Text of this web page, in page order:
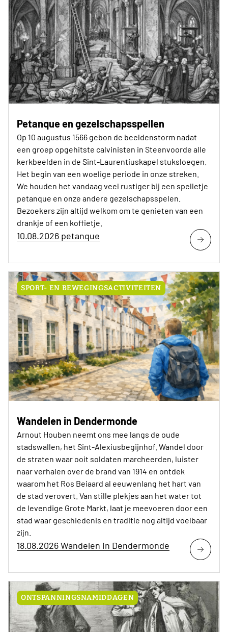
Petanque en gezelschapsspellen
Op 10 augustus 1566 gebon de beeldenstorm nadat
een groep opgehitste calvinisten in Steenvoorde alle
kerkbeelden in de Sint-Laurentiuskapel stuksloegen.
Het begin van een woelige periode in onze streken.
We houden het vandaag veel rustiger bij een spelletje
petanque en onze andere gezelschapsspelen.
Bezoekers zijn altijd welkom om te genieten van een
drankje of een koffietje.
10.08.2026 petanque
SPORT- EN BEWEGINGSACTIVITEITEN
Wandelen in Dendermonde
Arnout Houben neemt ons mee langs de oude
stadswallen, het Sint-Alexiusbegijnhof. Wandel door
de straten waar ooit soldaten marcheerden, luister
naar verhalen over de brand van 1914 en ontdek
waarom het Ros Beiaard al eeuwenlang het hart van
de stad verovert. Van stille plekjes aan het water tot
de levendige Grote Markt, laat je meevoeren door een
stad waar geschiedenis en traditie nog altijd voelbaar
zijn.
18.08.2026 Wandelen in Dendermonde
ONTSPANNINGSNAMIDDAGEN